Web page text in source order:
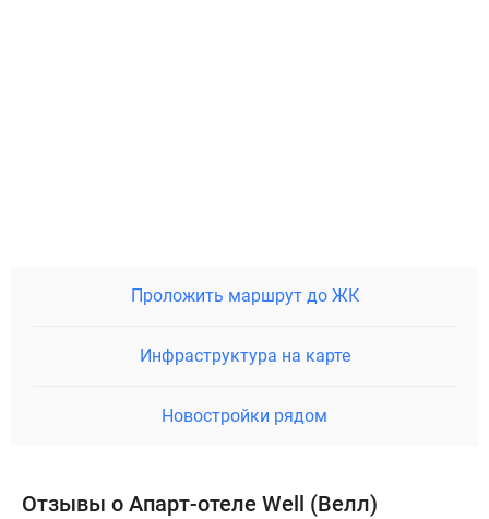
Проложить маршрут до ЖК
Инфраструктура на карте
Новостройки рядом
Отзывы о Апарт-отеле Well (Велл)